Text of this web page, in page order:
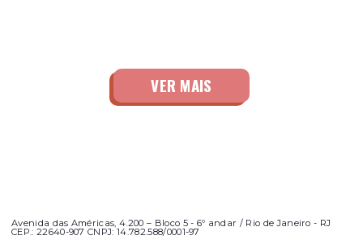
Avenida das Américas, 4.200 – Bloco 5 - 6º andar / Rio de Janeiro - RJ
CEP.: 22640-907 CNPJ: 14.782.588/0001-97